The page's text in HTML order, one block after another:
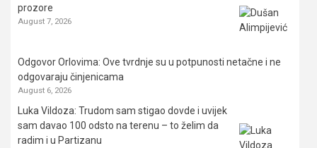
prozore
August 7, 2026
Odgovor Orlovima: ​Ove tvrdnje su u potpunosti netačne i ne
odgovaraju činjenicama
August 6, 2026
Luka Vildoza: Trudom sam stigao dovde i uvijek
sam davao 100 odsto na terenu – to želim da
radim i u Partizanu